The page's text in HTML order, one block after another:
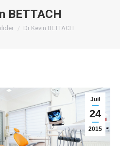
BETTACH
Dr Kevin BETTACH
Juil
24
2015